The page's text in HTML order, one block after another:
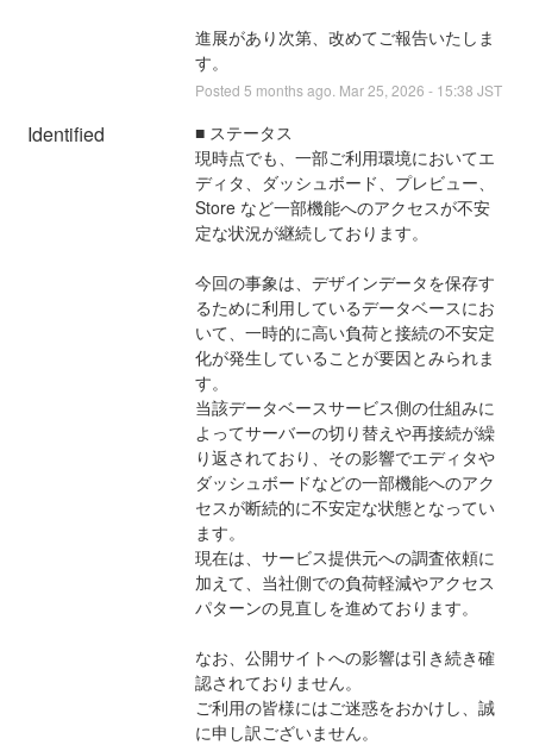
進展があり次第、改めてご報告いたしま
す。
Posted 5 months ago. Mar25 2026 - 15:38 JST
Identified
■ ステータス
現時点でも、一部ご利用環境においてエ
ディタ、ダッシュボード、プレビュー、
Store など一部機能へのアクセスが不安
定な状況が継続しております。
今回の事象は、デザインデータを保存す
るために利用しているデータベースにお
いて、一時的に高い負荷と接続の不安定
化が発生していることが要因とみられま
す。
当該データベースサービス側の仕組みに
よってサーバーの切り替えや再接続が繰
り返されており、その影響でエディタや
ダッシュボードなどの一部機能へのアク
セスが断続的に不安定な状態となってい
ます。
現在は、サービス提供元への調査依頼に
加えて、当社側での負荷軽減やアクセス
パターンの見直しを進めております。
なお、公開サイトへの影響は引き続き確
認されておりません。
ご利用の皆様にはご迷惑をおかけし、誠
に申し訳ございません。